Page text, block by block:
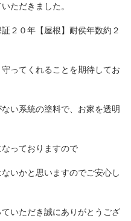
ただきました。
２０年【屋根】耐侯年数約２
ってくれることを期待してお
い系統の塗料で、お家を透明
っておりますので
いかと思いますのでご安心し
いただき誠にありがとうござ